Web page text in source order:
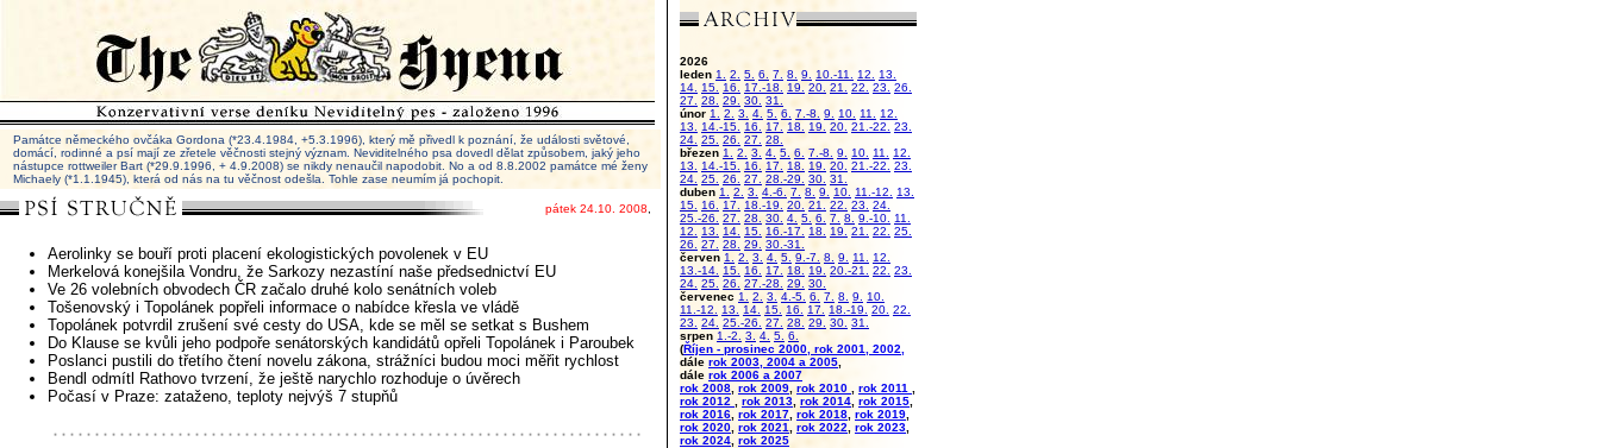
2026
leden 1. 2. 5. 6. 7. 8. 9. 10.-11. 12.
13.
14.
15. 16. 17.-18. 19. 20. 21. 22. 23.
26.
27.
28. 29. 30. 31.
únor 1. 2. 3. 4. 5. 6. 7.-8. 9. 10. 11.
12.
13.
14.-15. 16. 17. 18. 19. 20. 21.-22.
23.
24. 25. 26. 27.
28.
březen 1. 2. 3. 4. 5. 6. 7.-8. 9. 10. 11.
12.
13.
14.-15. 16. 17. 18. 19. 20. 21.-22.
23.
24. 25. 26. 27. 28.-29. 30. 31.
duben 1. 2. 3. 4.-6. 7. 8. 9. 10. 11.-12.
13.
15.
16. 17. 18.-19. 20. 21. 22. 23.
24.
25.-26.
27. 28. 30. 4. 5. 6. 7. 8. 9.-10.
11.
12.
13. 14. 15. 16.-17. 18. 19. 21. 22.
25.
26.
27. 28. 29.
30.-31.
červen 1. 2. 3. 4. 5. 9.-7. 8. 9. 11.
12.
13.-14.
15. 16. 17. 18. 19. 20.-21. 22.
23.
24. 25. 26. 27.-28. 29.
30.
červenec 1. 2. 3. 4.-5. 6. 7. 8. 9.
10.
11.-12.
13. 14. 15. 16. 17. 18.-19. 20. 22.
23.
24. 25.-26. 27. 28. 29. 30. 31.
srpen 1.-2. 3. 4. 5. 6.
(Říjen - prosinec 2000, rok 2001, 2002,
dále rok 2003, 2004 a 2005
dále rok 2006 a 2007
rok 2008 rok 2009 rok 2010 rok 2011
rok 2012
rok 2013 rok 2014 rok 2015
rok 2016 rok 2017 rok 2018 rok 2019
rok 2020 rok 2021 rok 2022 rok 2023
rok 2024 rok 2025
Památce německého ovčáka Gordona (*23.4.1984, +5.3.1996), který mě přivedl k poznání, že události světové,
domácí, rodinné a psí mají ze zřetele věčnosti stejný význam. Neviditelného psa dovedl dělat způsobem, jaký jeho
nástupce rottweiler Bart (*29.9.1996, + 4.9.2008) se nikdy nenaučil napodobit. No a od 8.8.2002 památce mé ženy
Michaely (*1.1.1945), která od nás na tu věčnost odešla. Tohle zase neumím já pochopit.
pátek 24.10. 2008
Aerolinky se bouří proti placení ekologistických povolenek v EU
Merkelová konejšila Vondru, že Sarkozy nezastíní naše předsednictví EU
Ve 26 volebních obvodech ČR začalo druhé kolo senátních voleb
Tošenovský i Topolánek popřeli informace o nabídce křesla ve vládě
Topolánek potvrdil zrušení své cesty do USA, kde se měl se setkat s Bushem
Do Klause se kvůli jeho podpoře senátorských kandidátů opřeli Topolánek i Paroubek
Poslanci pustili do třetího čtení novelu zákona, strážníci budou moci měřit rychlost
Bendl odmítl Rathovo tvrzení, že ještě narychlo rozhoduje o úvěrech
Počasí v Praze: zataženo, teploty nejvýš 7 stupňů